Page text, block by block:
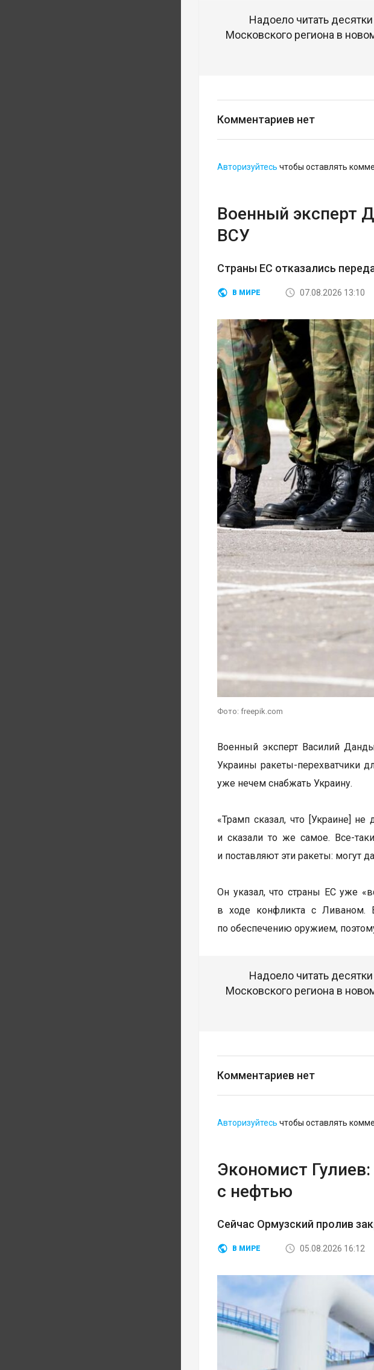
Надоело читать
Московского региона в
Комментариев нет
Авторизуйтесь чтобы оставлять
Военный эксперт
ВСУ
Страны ЕС отказались
В МИРЕ 07.08.2026 13:10
Фото: freepik.com
Военный эксперт Василий
Украины ракеты-перехватчики
уже нечем снабжать Украину.
«Трамп сказал, что [Украине]
и сказали то же самое. Все-
и поставляют эти ракеты: могут
Он указал, что страны ЕС уже
в ходе конфликта с Ливаном.
по обеспечению оружием,
Надоело читать
Московского региона в
Комментариев нет
Авторизуйтесь чтобы оставлять
Экономист
с нефтью
Сейчас Ормузский пролив
В МИРЕ 05.08.2026 16:12